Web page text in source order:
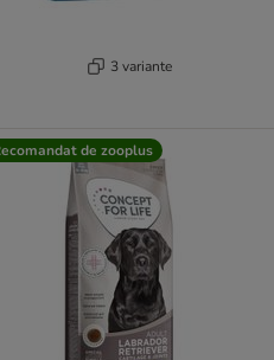
3 variante
de zooplus